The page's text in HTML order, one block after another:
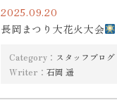
2025.09.20
長岡まつり大花火大会
Category： スタッフブログ
Writer： 石岡 遥